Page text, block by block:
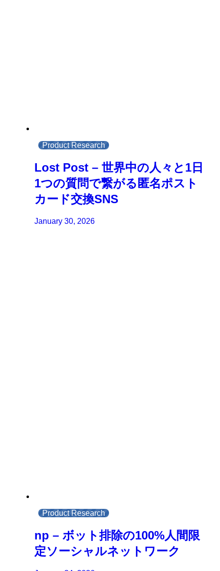
Product Research
Lost Post – 世界中の人々と1日
1つの質問で繋がる匿名ポスト
カード交換SNS
January 30, 2026
Product Research
np – ボット排除の100%人間限
定ソーシャルネットワーク